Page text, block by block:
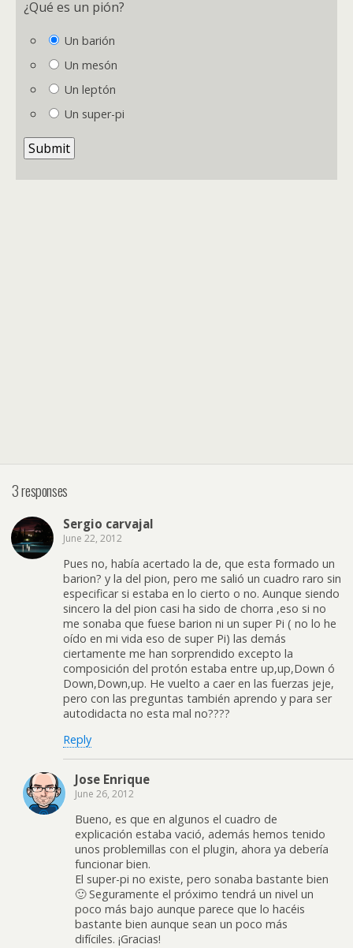
¿Qué es un pión?
Un barión
Un mesón
Un leptón
Un super-pi
3 responses
Sergio carvajal
June 22, 2012
Pues no, había acertado la de, que esta formado un
barion? y la del pion, pero me salió un cuadro raro sin
especificar si estaba en lo cierto o no. Aunque siendo
sincero la del pion casi ha sido de chorra ,eso si no
me sonaba que fuese barion ni un super Pi ( no lo he
oído en mi vida eso de super Pi) las demás
ciertamente me han sorprendido excepto la
composición del protón estaba entre up,up,Down ó
Down,Down,up. He vuelto a caer en las fuerzas jeje,
pero con las preguntas también aprendo y para ser
autodidacta no esta mal no????
Reply
Jose Enrique
June 26, 2012
Bueno, es que en algunos el cuadro de
explicación estaba vació, además hemos tenido
unos problemillas con el plugin, ahora ya debería
funcionar bien.
El super-pi no existe, pero sonaba bastante bien
🙂 Seguramente el próximo tendrá un nivel un
poco más bajo aunque parece que lo hacéis
bastante bien aunque sean un poco más
difíciles. ¡Gracias!